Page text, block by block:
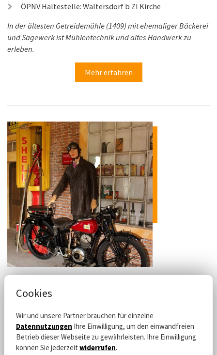
ÖPNV Haltestelle: Waltersdorf b ZI Kirche
In der ältesten Getreidemühle (1409) mit ehemaliger Bäckerei
und Sägewerk ist Mühlentechnik und altes Handwerk zu
erleben.
Mehr erfahren
Hauptstraße 85,
02779 Großschönau
Tel. +49 35841 38885
Cookies
Wir und unsere Partner brauchen für einzelne
Datennutzungen Ihre Einwilligung, um den einwandfreien
Betrieb dieser Webseite zu gewährleisten. Ihre Einwilligung
können Sie jederzeit widerrufen.